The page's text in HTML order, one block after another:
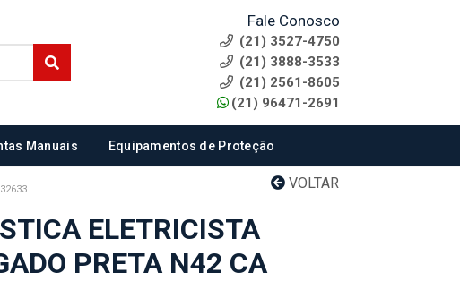
Fale Conosco
(21) 3527-4750
(21) 3888-3533
(21) 2561-8605
(21) 96471-2691
Manuais Equipamentos de Proteção
VOLTAR
ELETRICISTA
PRETA N42 CA